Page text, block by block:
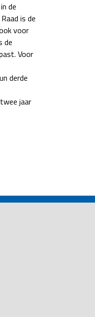
de
is de
voor
de
Voor
derde
jaar